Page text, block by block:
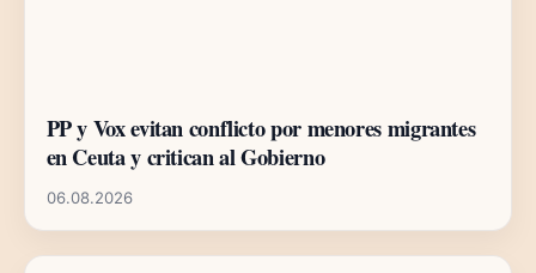
PP y Vox evitan conflicto por menores migrantes
en Ceuta y critican al Gobierno
06.08.2026